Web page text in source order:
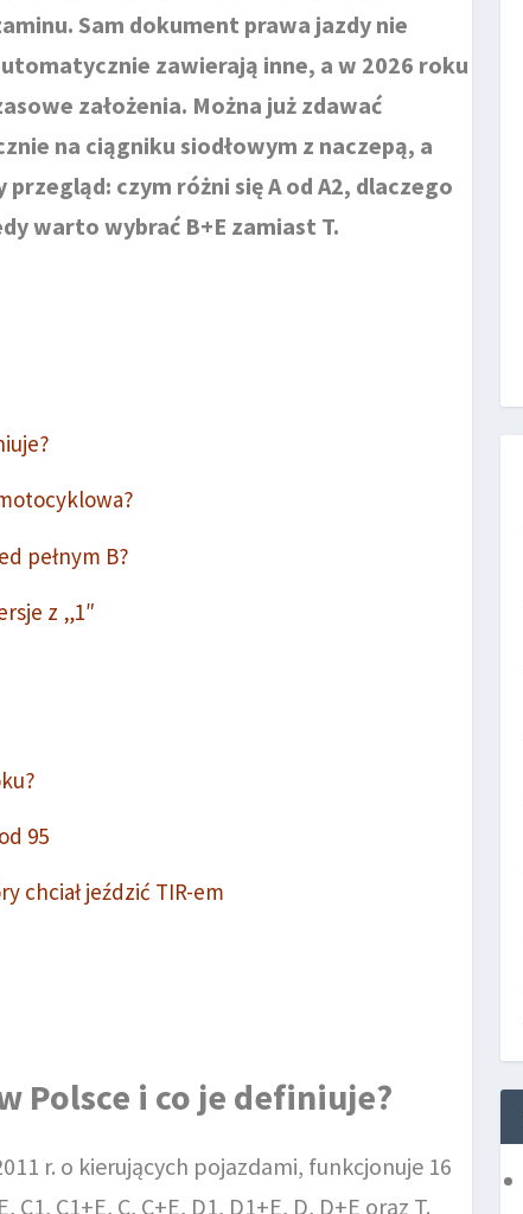
Sam dokument prawa jazdy nie
zawierają inne, a w 2026 roku
założenia. Można już zdawać
na ciągniku siodłowym z naczepą, a
czym różni się A od A2, dlaczego
warto wybrać B+E zamiast T.
pełnym B?
z „1″
95
chciał jeździć TIR-em
Polsce i co je definiuje?
r. o kierujących pojazdami, funkcjonuje 16
C1+E, C, C+E, D1, D1+E, D, D+E oraz T.